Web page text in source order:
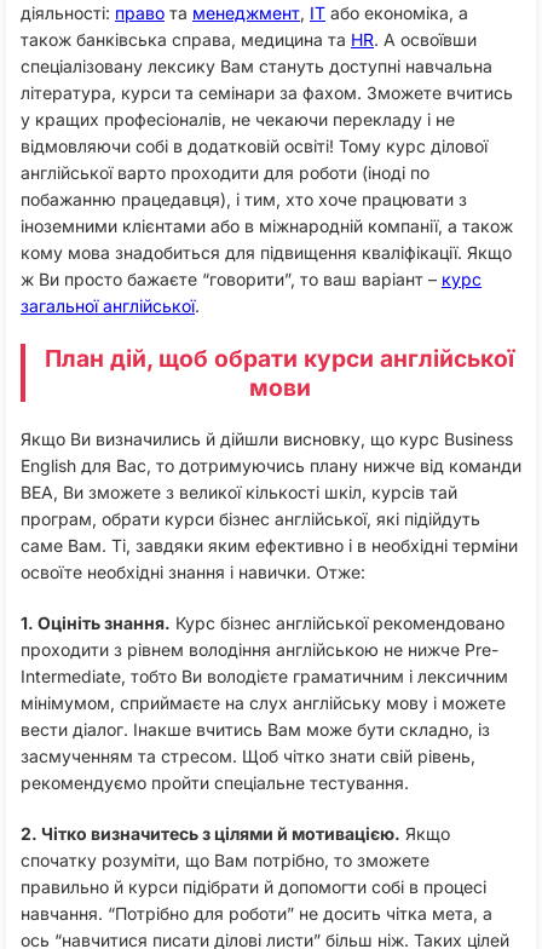
діяльності: право та менеджмент, IT або економіка, а
також банківська справа, медицина та HR. А освоївши
спеціалізовану лексику Вам стануть доступні навчальна
література, курси та семінари за фахом. Зможете вчитись
у кращих професіоналів, не чекаючи перекладу і не
відмовляючи собі в додатковій освіті! Тому курс ділової
англійської варто проходити для роботи (іноді по
побажанню працедавця), і тим, хто хоче працювати з
іноземними клієнтами або в міжнародній компанії, а також
кому мова знадобиться для підвищення кваліфікації. Якщо
ж Ви просто бажаєте “говорити”, то ваш варіант – курс
загальної англійської.
План дій, щоб обрати курси англійської
мови
Якщо Ви визначились й дійшли висновку, що курс Business
English для Вас, то дотримуючись плану нижче від команди
BEA, Ви зможете з великої кількості шкіл, курсів тай
програм, обрати курси бізнес англійської, які підійдуть
саме Вам. Ті, завдяки яким ефективно і в необхідні терміни
освоїте необхідні знання і навички. Отже:
1. Оцініть знання. Курс бізнес англійської рекомендовано
проходити з рівнем володіння англійською не нижче Pre-
Intermediate, тобто Ви володієте граматичним і лексичним
мінімумом, сприймаєте на слух англійську мову і можете
вести діалог. Інакше вчитись Вам може бути складно, із
засмученням та стресом. Щоб чітко знати свій рівень,
рекомендуємо пройти спеціальне тестування.
2. Чітко визначитесь з цілями й мотивацією. Якщо
спочатку розуміти, що Вам потрібно, то зможете
правильно й курси підібрати й допомогти собі в процесі
навчання. “Потрібно для роботи” не досить чітка мета, а
ось “навчитися писати ділові листи” більш ніж. Таких цілей